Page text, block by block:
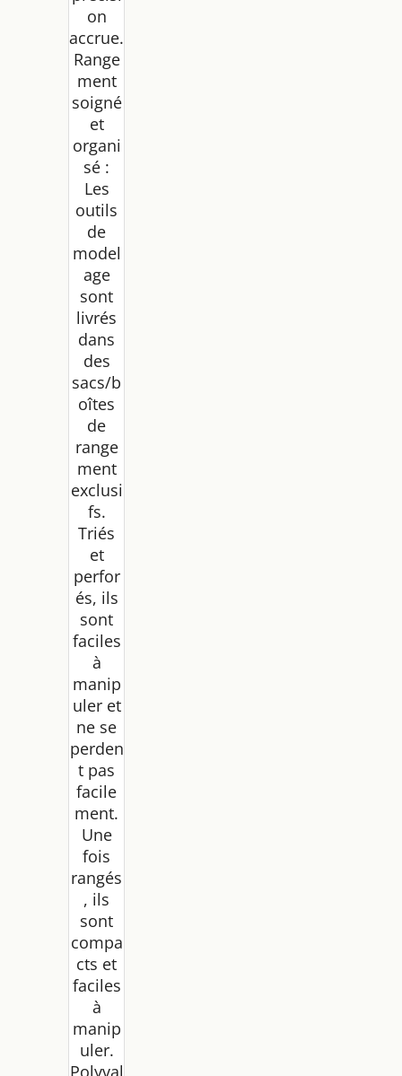
on
accrue.
Range
ment
soigné
et
organi
sé :
Les
outils
de
model
age
sont
livrés
dans
des
sacs/b
oîtes
de
range
ment
exclusi
fs.
Triés
et
perfor
és, ils
sont
faciles
à
manip
uler et
ne se
perden
t pas
facile
ment.
Une
fois
rangés
, ils
sont
compa
cts et
faciles
à
manip
uler.
Polyval